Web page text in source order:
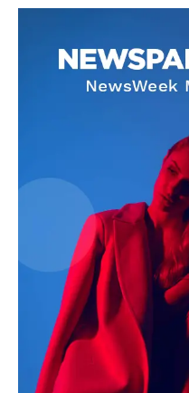
Contact us
Subscription Plans
My account